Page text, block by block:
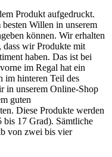
Produkt aufgedruckt.
Willen in unserem
können. Wir erhalten
dass wir Produkte mit
haben. Das ist bei
im Regal hat ein
im hinteren Teil des
in unserem Online-Shop
guten
Diese Produkte werden
bis 17 Grad). Sämtliche
von zwei bis vier